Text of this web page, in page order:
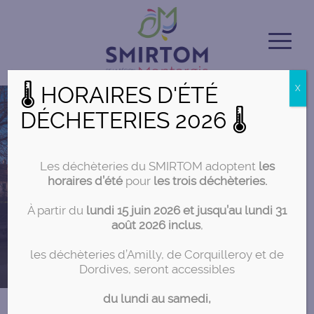
🌡 HORAIRES D'ÉTÉ
DÉCHETERIES 2026 🌡
Les déchèteries du SMIRTOM adoptent les
horaires d’étépour les trois déchèteries.
À partir du lundi 15 juin 2026 et jusqu’au lundi 31
août 2026 inclus,
les déchèteries d’Amilly, de Corquilleroy et de
Dordives, seront accessibles
du lundi au samedi,
X